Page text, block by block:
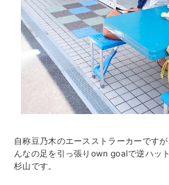
自称豆乃木のエースストラーカーです
んなの足を引っ張りown goalで逆ハッ
杉山です。